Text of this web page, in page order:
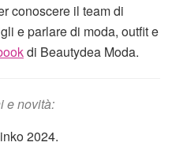
conoscere il team di
e parlare di moda, outfit e
di Beautydea Moda.
e novità:
2024.